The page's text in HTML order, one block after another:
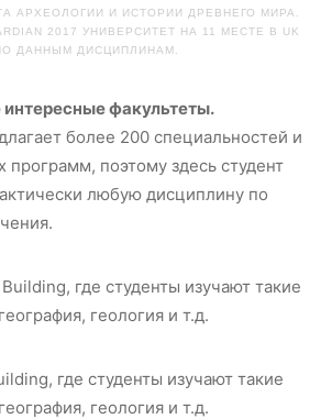
АРХЕОЛОГИИ И ИСТОРИИ ДРЕВНЕГО МИРА.
2017 УНИВЕРСИТЕТ НА 11 МЕСТЕ В UK
ДАННЫМ ДИСЦИПЛИНАМ.
факультеты.
более 200 специальностей и
программ, поэтому здесь студент
любую дисциплину по
где студенты изучают такие
геология и т.д.